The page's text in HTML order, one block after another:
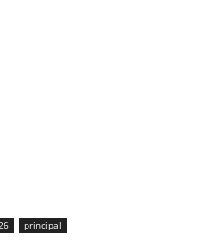
principal